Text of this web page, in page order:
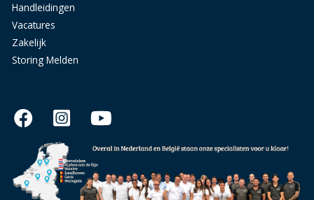
Handleidingen
Vacatures
Zakelijk
Storing Melden